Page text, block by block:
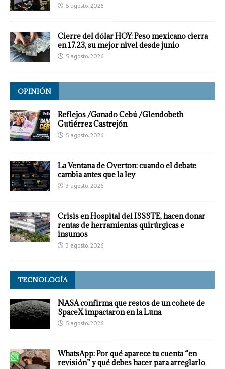
5 agosto, 2026
Cierre del dólar HOY: Peso mexicano cierra
en 17.23, su mejor nivel desde junio
5 agosto, 2026
OPINIÓN
Reflejos /Ganado Cebú /Glendobeth
Gutiérrez Castrejón
5 agosto, 2026
La Ventana de Overton: cuando el debate
cambia antes que la ley
3 agosto, 2026
Crisis en Hospital del ISSSTE, hacen donar
rentas de herramientas quirúrgicas e
insumos
3 agosto, 2026
TECNOLOGÍA
NASA confirma que restos de un cohete de
SpaceX impactaron en la Luna
5 agosto, 2026
WhatsApp: Por qué aparece tu cuenta “en
revisión” y qué debes hacer para arreglarlo